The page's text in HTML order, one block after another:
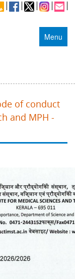
Menu
of conduct
and MPH -